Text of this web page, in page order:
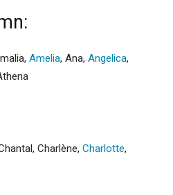
Amelia, Ana, Angelica,
Charlène, Charlotte,